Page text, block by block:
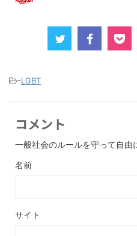
-LGBT
コメント
一般社会のルールを守って自由
名前
サイト